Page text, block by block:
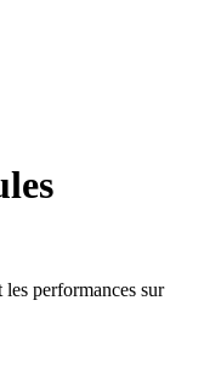
performances sur